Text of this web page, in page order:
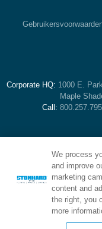
Corporate HQ: 1000 E.
Maple
Call:
Brand of Stonhard:
We process
and improve
marketing
content and
the right, you
more